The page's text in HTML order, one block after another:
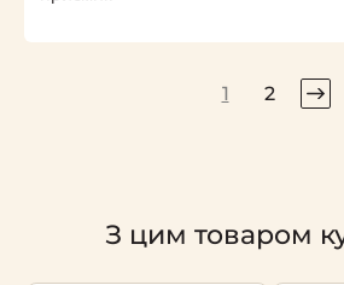
1 2
З цим товаром